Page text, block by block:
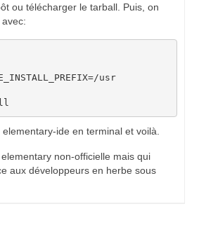
ou télécharger le tarball. Puis, on
usr
ide en terminal et voilà.
non-officielle mais qui
aux développeurs en herbe sous